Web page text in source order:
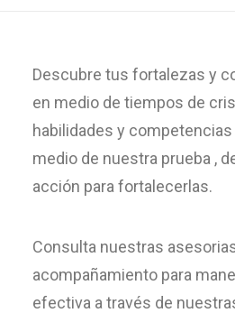
Descubre tus fortalezas y
en medio de tiempos de
habilidades y
medio de nuestra prueba ,
acción para fortalecerlas.
Consulta nuestras
acompañamiento para
efectiva a través de